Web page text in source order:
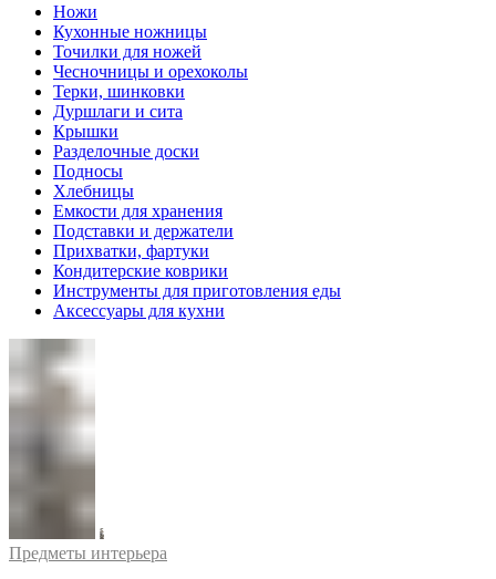
Ножи
Кухонные ножницы
Точилки для ножей
Чесночницы и орехоколы
Терки, шинковки
Дуршлаги и сита
Крышки
Разделочные доски
Подносы
Хлебницы
Емкости для хранения
Подставки и держатели
Прихватки, фартуки
Кондитерские коврики
Инструменты для приготовления еды
Аксессуары для кухни
Предметы интерьера